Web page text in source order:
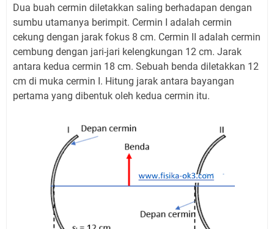
Dua buah cermin diletakkan saling berhadapan dengan
sumbu utamanya berimpit. Cermin I adalah cermin
cekung dengan jarak fokus 8 cm. Cermin II adalah cermin
cembung dengan jari-jari kelengkungan 12 cm. Jarak
antara kedua cermin 18 cm. Sebuah benda diletakkan 12
cm di muka cermin I. Hitung jarak antara bayangan
pertama yang dibentuk oleh kedua cermin itu.